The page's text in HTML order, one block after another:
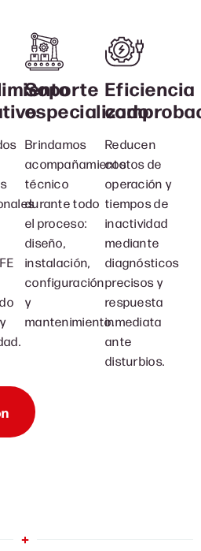
Soporte
especializado
Brindamos
acompañamiento
técnico
durante todo
el proceso:
diseño,
instalación,
configuración
y
mantenimiento.
Eficiencia
Reducen
costos de
operación y
tiempos de
inactividad
mediante
diagnósticos
precisos y
respuesta
inmediata
ante
disturbios.